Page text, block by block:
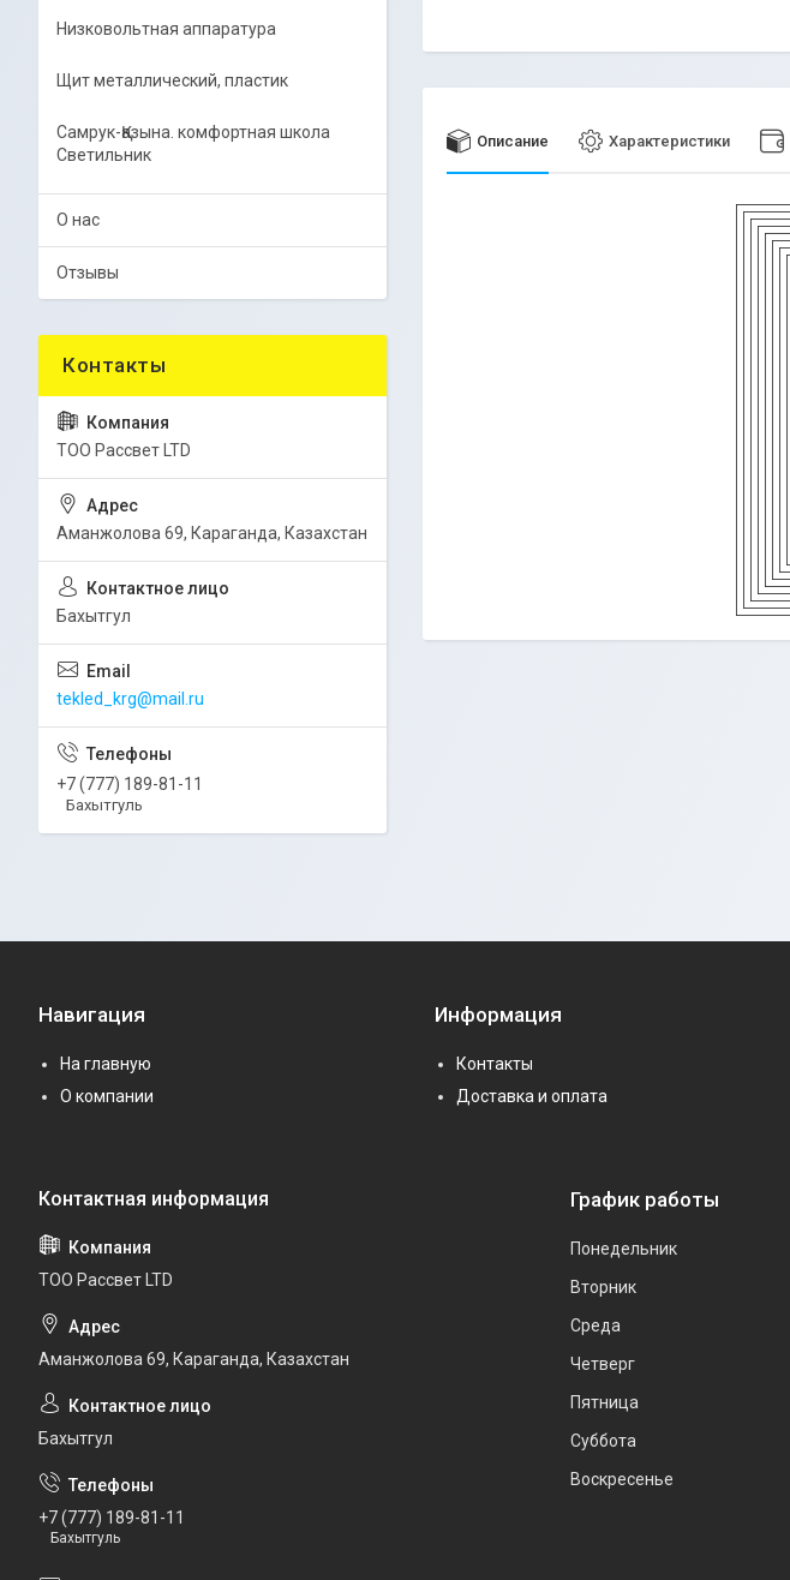
Описание Характеристики
Низковольтная аппаратура
Щит металлический, пластик
Самрук-Қазына. комфортная школа
Светильник
О нас
Отзывы
ТОО Рассвет LTD
Аманжолова 69, Караганда, Казахстан
Бахытгул
tekled_krg@mail.ru
+7 (777) 189-81-11
Бахытгуль
Навигация
На главную
О компании
Информация
Контакты
Доставка и оплата
ТОО Рассвет LTD
Аманжолова 69, Караганда, Казахстан
Бахытгул
+7 (777) 189-81-11
Бахытгуль
График работы
Понедельник
Вторник
Среда
Четверг
Пятница
Суббота
Воскресенье